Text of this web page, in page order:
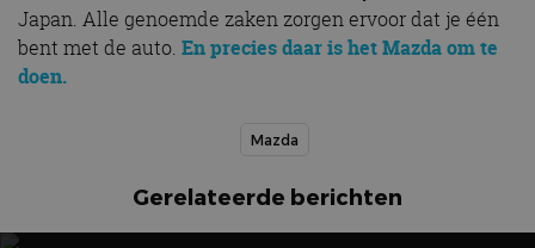
Japan. Alle genoemde zaken zorgen ervoor dat je één
bent met de auto. En precies daar is het Mazda om te
doen.
Mazda
Gerelateerde berichten